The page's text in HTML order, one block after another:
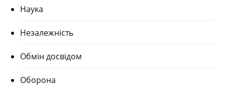
Наука
Незалежність
Обмін досвідом
Оборона